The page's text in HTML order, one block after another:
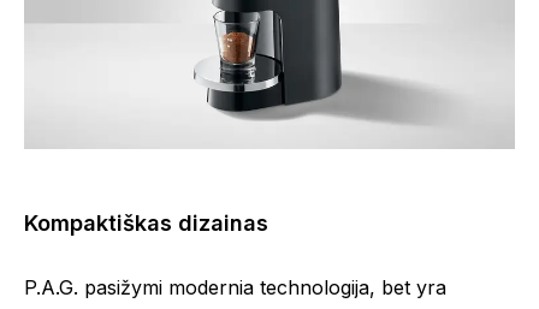
Kompaktiškas dizainas
P.A.G. pasižymi modernia technologija, bet yra